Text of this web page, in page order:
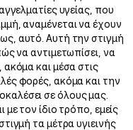
υγείας, που
αναμένεται να έχουν
αυτό. Αυτή την στιγμή
να αντιμετωπίσει, να
ακόμα και μέσα στις
φορές, ακόμα και την
σε όλους μας.
με τον ίδιο τρόπο, εμείς
τα μέτρα υγιεινής